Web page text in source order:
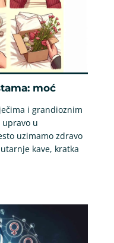
moć
i grandioznim
upravo u
uzimamo zdravo
kave, kratka